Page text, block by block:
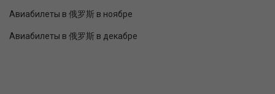
Авиабилеты в 俄罗斯 в ноябре
Авиабилеты в 俄罗斯 в декабре